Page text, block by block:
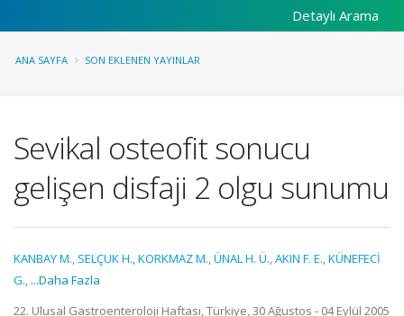
Detaylı Arama
ANA SAYFA SON EKLENEN YAYINLAR
Sevikal osteofit sonucu
gelişen disfaji 2 olgu sunumu
KANBAY M., SELÇUK H.,KORKMAZ M.,ÜNAL H. Ü.,AKIN F. E.,KÜNEFECİ
G., ...Daha Fazla
22. Ulusal Gastroenteroloji Haftası, Türkiye, 30 Ağustos - 04 Eylül 2005